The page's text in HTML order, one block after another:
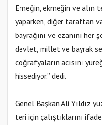
Emeğin, ekmeğin ve alın
yaparken, diğer taraftan
bayrağını ve ezanını her
devlet, millet ve bayrak
coğrafyaların acısını
hissediyor.” dedi.
Genel Başkan Ali Yıldız
teri için çalıştıklarını